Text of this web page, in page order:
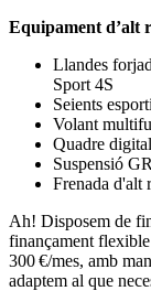
Equipament d’alt
Llandes
Sport 4S
Seients
Volant
Quadre
Suspensió
Frenada d'alt
Ah! Disposem de
finançament
300 €/mes, amb
adaptem al que